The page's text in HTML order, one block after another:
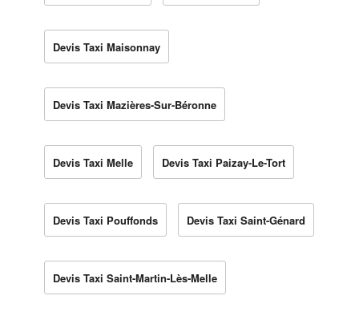
Devis Taxi Maisonnay
Devis Taxi Mazières-Sur-Béronne
Devis Taxi Melle Devis Taxi Paizay-Le-Tort
Devis Taxi Pouffonds Devis Taxi Saint-Génard
Devis Taxi Saint-Martin-Lès-Melle